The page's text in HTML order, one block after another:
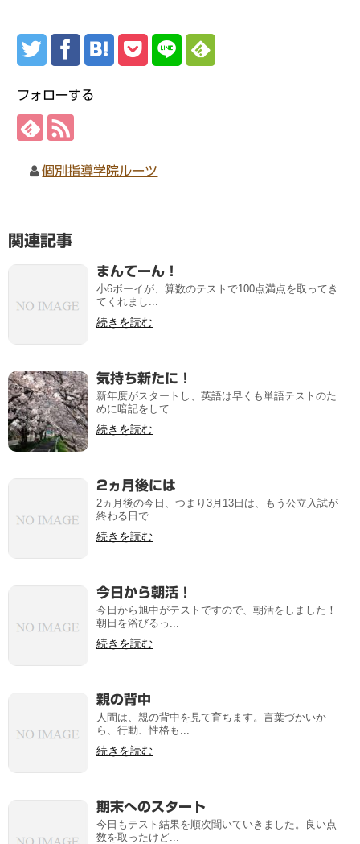
フォローする
個別指導学院ルーツ
関連記事
まんてーん！
小6ボーイが、算数のテストで100点満点を取ってき
てくれまし...
続きを読む
気持ち新たに！
新年度がスタートし、英語は早くも単語テストのた
めに暗記をして...
続きを読む
2ヵ月後には
2ヵ月後の今日、つまり3月13日は、もう公立入試が
終わる日で...
続きを読む
今日から朝活！
今日から旭中がテストですので、朝活をしました！
朝日を浴びるっ...
続きを読む
親の背中
人間は、親の背中を見て育ちます。言葉づかいか
ら、行動、性格も...
続きを読む
期末へのスタート
今日もテスト結果を順次聞いていきました。良い点
数を取ったけど...